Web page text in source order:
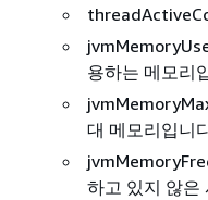
용하는 메모리
대 메모리입니
하고 있지 않은